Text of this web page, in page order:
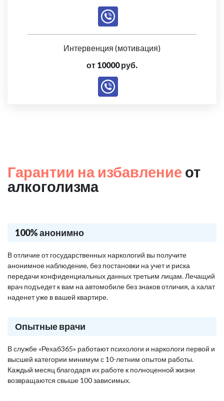
Интервенция (мотивация)
от 10000 руб.
Гарантии на избавление от
алкоголизма
100% анонимно
В отличие от государственных наркологий вы получите
анонимное наблюдение, без постановки на учет и риска
передачи конфиденциальных данных третьим лицам. Лечащий
врач подъедет к вам на автомобиле без знаков отличия, а халат
наденет уже в вашей квартире.
Опытные врачи
В службе «Рехаб365» работают психологи и наркологи первой и
высшей категории минимум с 10-летним опытом работы.
Каждый месяц благодаря их работе к полноценной жизни
возвращаются свыше 100 зависимых.